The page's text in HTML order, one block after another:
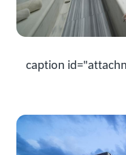
[caption